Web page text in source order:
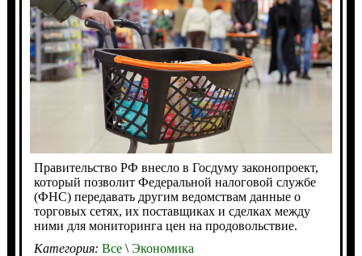
Правительство РФ внесло в Госдуму законопроект,
который позволит Федеральной налоговой службе
(ФНС) передавать другим ведомствам данные о
торговых сетях, их поставщиках и сделках между
ними для мониторинга цен на продовольствие.
Категория: Все\Экономика